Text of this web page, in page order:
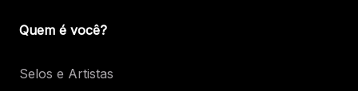
Quem é você?
Selos e Artistas